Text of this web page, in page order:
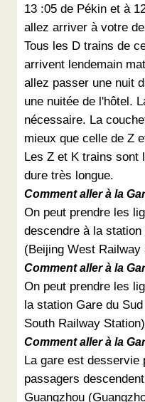
13 :05 de Pékin et à
allez arriver à votre
Tous les D trains de
arrivent lendemain
allez passer une nuit
une nuitée de l'hôtel.
nécessaire. La
mieux que celle de Z
Les Z et K trains sont
dure très longue.
Comment aller à la
On peut prendre les
descendre à la
(Beijing West Railway
Comment aller à la
On peut prendre les
la station Gare du
South Railway
Comment aller à la
La gare est desservie
passagers
Guangzhou